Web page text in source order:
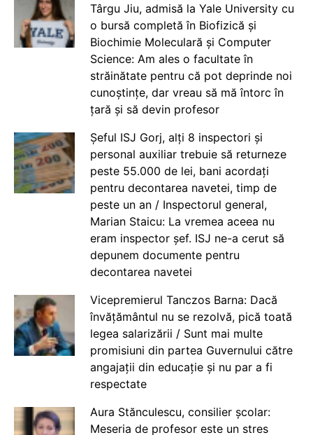
Târgu Jiu, admisă la Yale University cu
o bursă completă în Biofizică și
Biochimie Moleculară și Computer
Science: Am ales o facultate în
străinătate pentru că pot deprinde noi
cunoștințe, dar vreau să mă întorc în
țară și să devin profesor
Șeful ISJ Gorj, alți 8 inspectori și
personal auxiliar trebuie să returneze
peste 55.000 de lei, bani acordați
pentru decontarea navetei, timp de
peste un an / Inspectorul general,
Marian Staicu: La vremea aceea nu
eram inspector șef. ISJ ne-a cerut să
depunem documente pentru
decontarea navetei
Vicepremierul Tanczos Barna: Dacă
învățământul nu se rezolvă, pică toată
legea salarizării / Sunt mai multe
promisiuni din partea Guvernului către
angajații din educație și nu par a fi
respectate
Aura Stănculescu, consilier școlar:
Meseria de profesor este un stres